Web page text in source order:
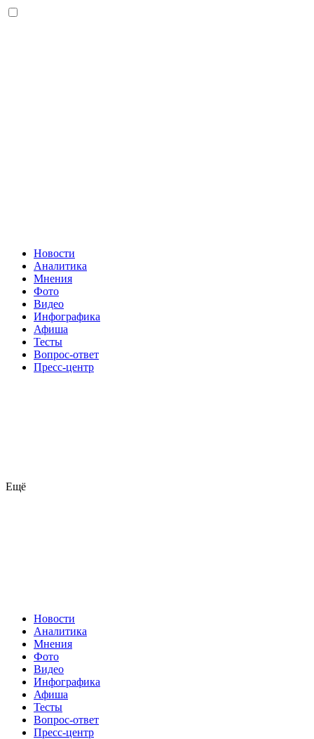
Новости
Аналитика
Мнения
Фото
Видео
Инфографика
Афиша
Тесты
Вопрос-ответ
Пресс-центр
Ещё
Новости
Аналитика
Мнения
Фото
Видео
Инфографика
Афиша
Тесты
Вопрос-ответ
Пресс-центр